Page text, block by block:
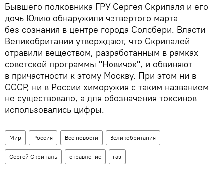
Бывшего полковника ГРУ Сергея Скрипаля и его
дочь Юлию обнаружили четвертого марта
без сознания в центре города Солсбери. Власти
Великобритании утверждают, что Скрипалей
отравили веществом, разработанным в рамках
советской программы "Новичок", и обвиняют
в причастности к этому Москву. При этом ни в
СССР, ни в России химоружия с таким названием
не существовало, а для обозначения токсинов
использовались цифры.
Мир Россия Все новости Великобритания
Сергей Скрипаль отравление газ